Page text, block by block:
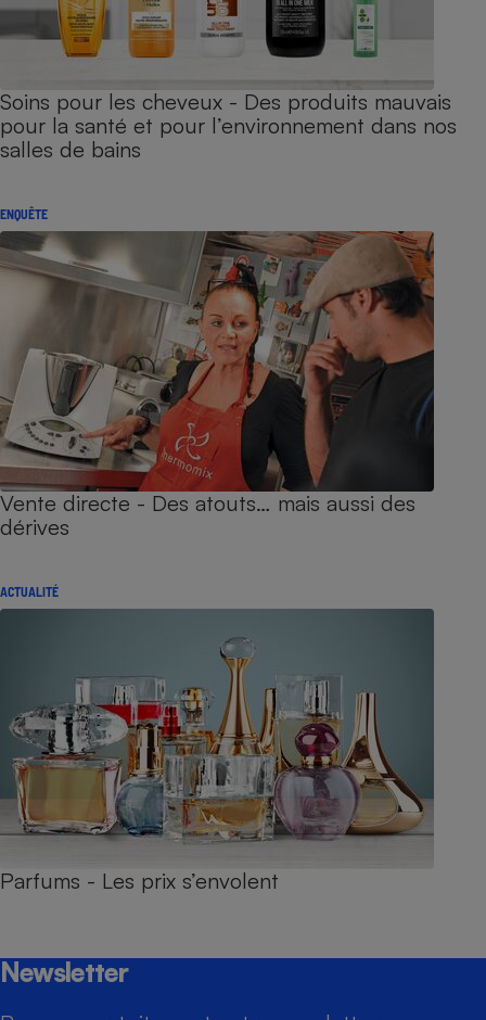
Soins pour les cheveux - Des produits mauvais
pour la santé et pour l’environnement dans nos
salles de bains
ENQUÊTE
Vente directe - Des atouts… mais aussi des
dérives
ACTUALITÉ
Parfums - Les prix s’envolent
Newsletter